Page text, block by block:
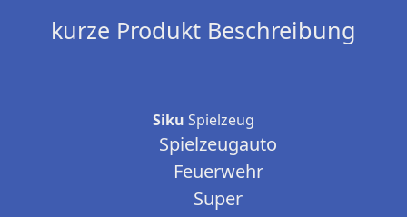
kurze Produkt Beschreibung
Siku Spielzeug
Spielzeugauto
Feuerwehr
Super